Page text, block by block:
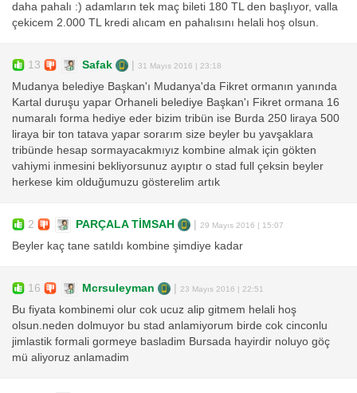
daha pahalı :) adamların tek maç bileti 180 TL den başlıyor, valla
çekicem 2.000 TL kredi alıcam en pahalısını helali hoş olsun.
13 Safak 31 Mayıs 2016 | 23:18
Mudanya belediye Başkan'ı Mudanya'da Fikret ormanın yanında
Kartal duruşu yapar Orhaneli belediye Başkan'ı Fikret ormana 16
numaralı forma hediye eder bizim tribün ise Burda 250 liraya 500
liraya bir ton tatava yapar sorarım size beyler bu yavşaklara
tribünde hesap sormayacakmıyız kombine almak için gökten
vahiymi inmesini bekliyorsunuz ayıptır o stad full çeksin beyler
herkese kim olduğumuzu gösterelim artık
2 PARÇALA TİMSAH 29 Mayıs 2016 | 15:07
Beyler kaç tane satıldı kombine şimdiye kadar
16 Mcrsuleyman 23 Mayıs 2016 | 22:51
Bu fiyata kombinemi olur cok ucuz alip gitmem helali hoş
olsun.neden dolmuyor bu stad anlamiyorum birde cok cinconlu
jimlastik formali gormeye basladim Bursada hayirdir noluyo göç
mü aliyoruz anlamadim